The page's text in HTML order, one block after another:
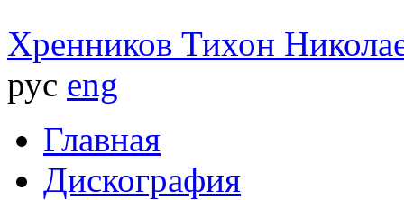
Хренников Тихон
рус eng
Главная
Дискография